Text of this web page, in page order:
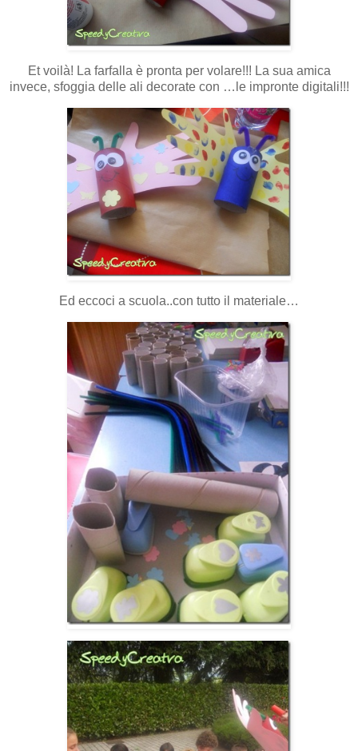
Et voilà! La farfalla è pronta per volare!!! La sua amica
invece, sfoggia delle ali decorate con …le impronte digitali!!!
Ed eccoci a scuola..con tutto il materiale…